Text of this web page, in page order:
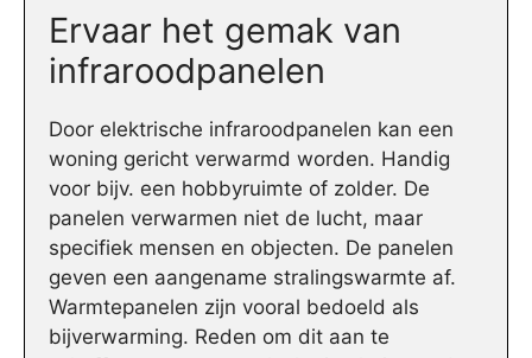
Ervaar het gemak van
infraroodpanelen
Door elektrische infraroodpanelen kan een
woning gericht verwarmd worden. Handig
voor bijv. een hobbyruimte of zolder. De
panelen verwarmen niet de lucht, maar
specifiek mensen en objecten. De panelen
geven een aangename stralingswarmte af.
Warmtepanelen zijn vooral bedoeld als
bijverwarming. Reden om dit aan te